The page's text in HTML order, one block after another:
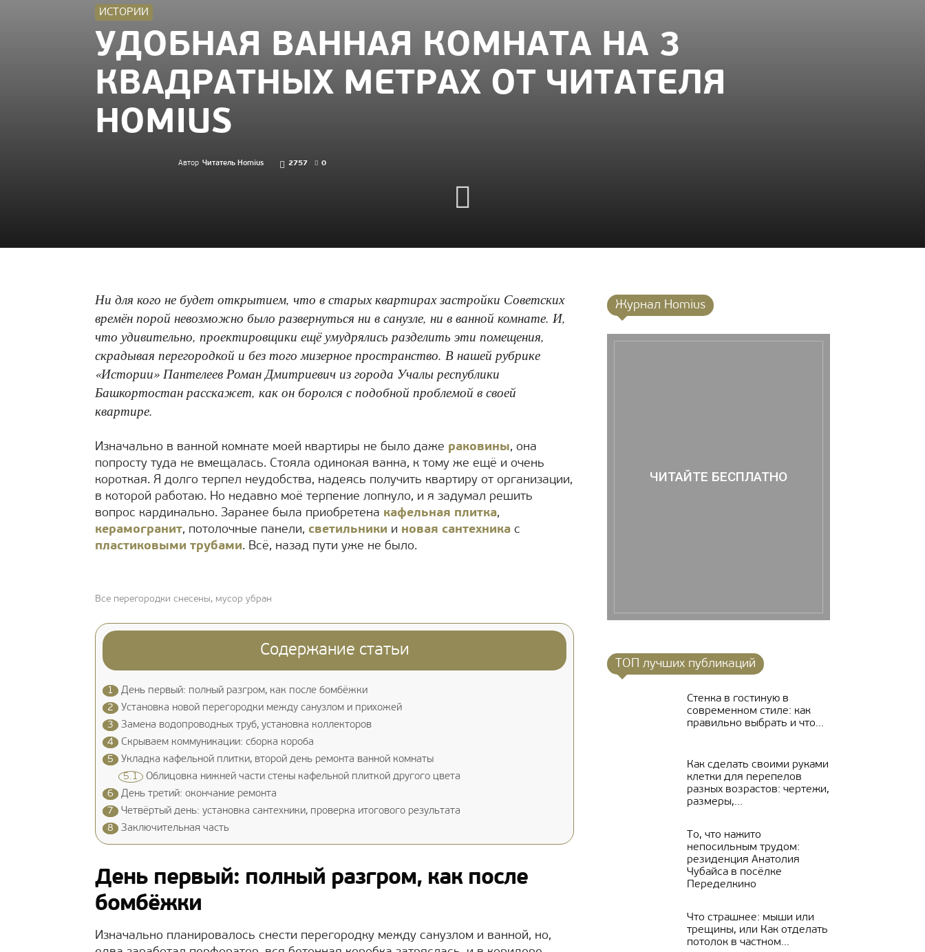
ИСТОРИИ
УДОБНАЯ ВАННАЯ КОМНАТА НА 3
КВАДРАТНЫХ МЕТРАХ ОТ ЧИТАТЕЛЯ
HOMIUS
Автор Читатель Homius 2757 0
Ни для кого не будет открытием, что в старых квартирах застройки Советских
времён порой невозможно было развернуться ни в санузле, ни в ванной комнате. И,
что удивительно, проектировщики ещё умудрялись разделить эти помещения,
скрадывая перегородкой и без того мизерное пространство. В нашей рубрике
«Истории» Пантелеев Роман Дмитриевич из города Учалы республики
Башкортостан расскажет, как он боролся с подобной проблемой в своей
квартире.
Изначально в ванной комнате моей квартиры не было даже раковины, она
попросту туда не вмещалась. Стояла одинокая ванна, к тому же ещё и очень
короткая. Я долго терпел неудобства, надеясь получить квартиру от организации,
в которой работаю. Но недавно моё терпение лопнуло, и я задумал решить
вопрос кардинально. Заранее была приобретена кафельная плитка,
керамогранит, потолочные панели, светильники и новая сантехника с
пластиковыми трубами. Всё, назад пути уже не было.
Все перегородки снесены, мусор убран
Содержание статьи
1
День первый: полный разгром, как после бомбёжки
2
Установка новой перегородки между санузлом и прихожей
3
Замена водопроводных труб, установка коллекторов
4
Скрываем коммуникации: сборка короба
5
Укладка кафельной плитки, второй день ремонта ванной комнаты
5.1 Облицовка нижней части стены кафельной плиткой другого цвета
6
День третий: окончание ремонта
7
Четвёртый день: установка сантехники, проверка итогового результата
8
Заключительная часть
День первый: полный разгром, как после
бомбёжки
Изначально планировалось снести перегородку между санузлом и ванной, но,
Журнал Homius
ЧИТАЙТЕ БЕСПЛАТНО
ТОП лучших публикаций
Стенка в гостиную в
современном стиле: как
правильно выбрать и что...
Как сделать своими руками
клетки для перепелов
разных возрастов: чертежи,
размеры,...
То, что нажито
непосильным трудом:
резиденция Анатолия
Чубайса в посёлке
Переделкино
Что страшнее: мыши или
трещины, или Как отделать
потолок в частном...